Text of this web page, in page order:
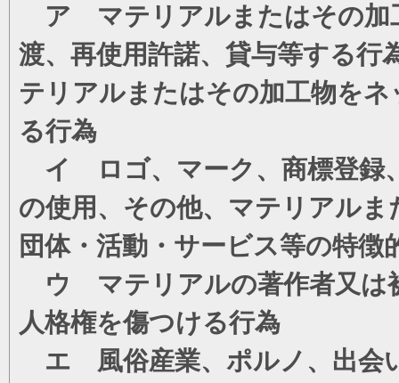
ア マテリアルまたはその加
渡、再使用許諾、貸与等する行
テリアルまたはその加工物を
る行為
イ ロゴ、マーク、商標登録
の使用、その他、マテリアル
団体・活動・サービス等の特
ウ マテリアルの著作者又は
人格権を傷つける行為
エ 風俗産業、ポルノ、出会